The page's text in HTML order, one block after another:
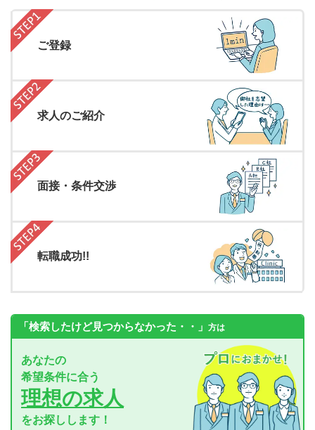
ご登録
求人のご紹介
面接・条件交渉
転職成功!!
「検索したけど見つからなかった・・」 方は
あなたの
希望条件に合う
理想の求人
をお探しします！